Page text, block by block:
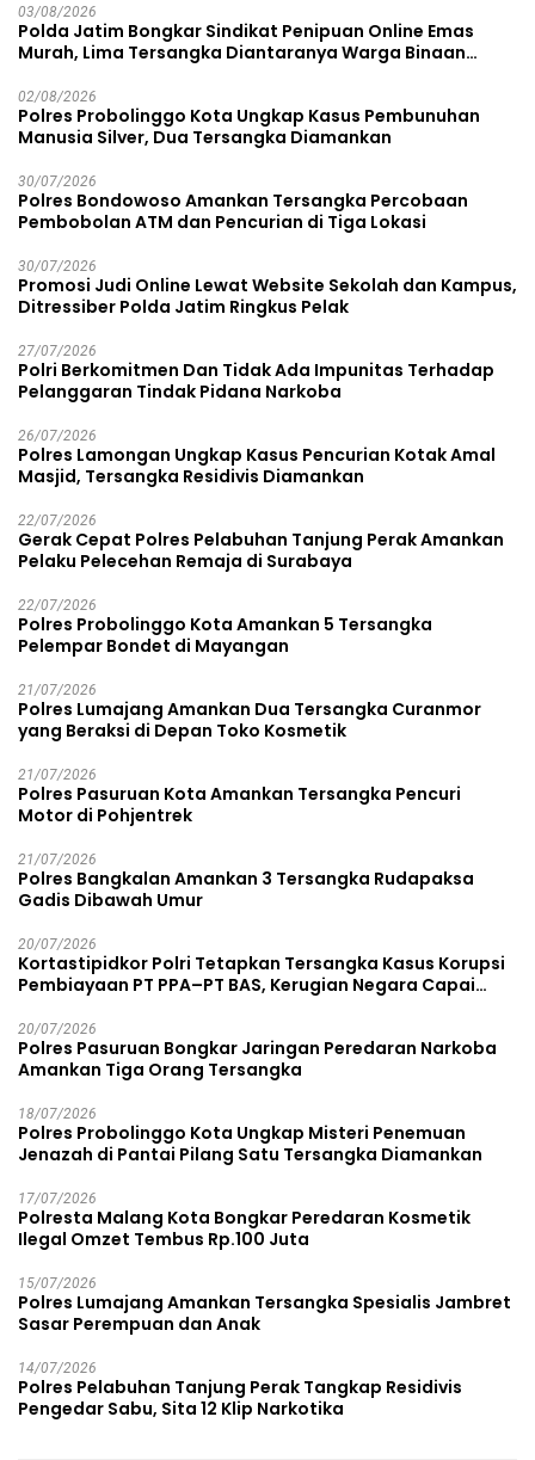
03/08/2026
Polda Jatim Bongkar Sindikat Penipuan Online Emas
Murah, Lima Tersangka Diantaranya Warga Binaan
02/08/2026
Polres Probolinggo Kota Ungkap Kasus Pembunuhan
Manusia Silver, Dua Tersangka Diamankan
30/07/2026
Polres Bondowoso Amankan Tersangka Percobaan
Pembobolan ATM dan Pencurian di Tiga Lokasi
30/07/2026
Promosi Judi Online Lewat Website Sekolah dan Kampus,
Ditressiber Polda Jatim Ringkus Pelak
27/07/2026
Polri Berkomitmen Dan Tidak Ada Impunitas Terhadap
Pelanggaran Tindak Pidana Narkoba
26/07/2026
Polres Lamongan Ungkap Kasus Pencurian Kotak Amal
Masjid, Tersangka Residivis Diamankan
22/07/2026
Gerak Cepat Polres Pelabuhan Tanjung Perak Amankan
Pelaku Pelecehan Remaja di Surabaya
22/07/2026
Polres Probolinggo Kota Amankan 5 Tersangka
Pelempar Bondet di Mayangan
21/07/2026
Polres Lumajang Amankan Dua Tersangka Curanmor
yang Beraksi di Depan Toko Kosmetik
21/07/2026
Polres Pasuruan Kota Amankan Tersangka Pencuri
Motor di Pohjentrek
21/07/2026
Polres Bangkalan Amankan 3 Tersangka Rudapaksa
Gadis Dibawah Umur
20/07/2026
Kortastipidkor Polri Tetapkan Tersangka Kasus Korupsi
Pembiayaan PT PPA–PT BAS, Kerugian Negara Capai
20/07/2026
Polres Pasuruan Bongkar Jaringan Peredaran Narkoba
Amankan Tiga Orang Tersangka
18/07/2026
Polres Probolinggo Kota Ungkap Misteri Penemuan
Jenazah di Pantai Pilang Satu Tersangka Diamankan
17/07/2026
Polresta Malang Kota Bongkar Peredaran Kosmetik
Ilegal Omzet Tembus Rp.100 Juta
15/07/2026
Polres Lumajang Amankan Tersangka Spesialis Jambret
Sasar Perempuan dan Anak
14/07/2026
Polres Pelabuhan Tanjung Perak Tangkap Residivis
Pengedar Sabu, Sita 12 Klip Narkotika